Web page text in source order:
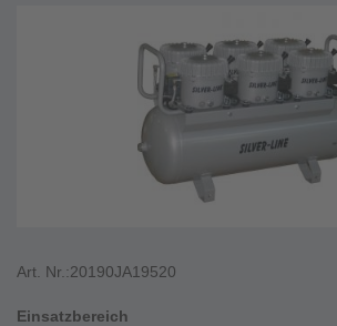
Art. Nr.:20190JA19520
Einsatzbereich